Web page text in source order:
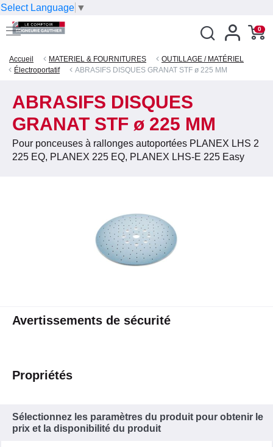
Select Language ▼
0
Accueil MATERIEL & FOURNITURES
OUTILLAGE / MATÉRIEL
Électroportatif
ABRASIFS DISQUES GRANAT STF ø 225 MM
ABRASIFS DISQUES
GRANAT STF ø 225 MM
Pour ponceuses à rallonges autoportées PLANEX LHS 2
225 EQ, PLANEX 225 EQ, PLANEX LHS-E 225 Easy
Avertissements de sécurité
Propriétés
Sélectionnez les paramètres du produit pour obtenir le
prix et la disponibilité du produit